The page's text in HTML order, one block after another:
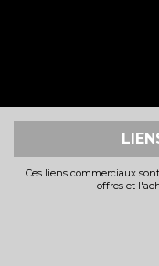
Ces liens commerciaux
offres et